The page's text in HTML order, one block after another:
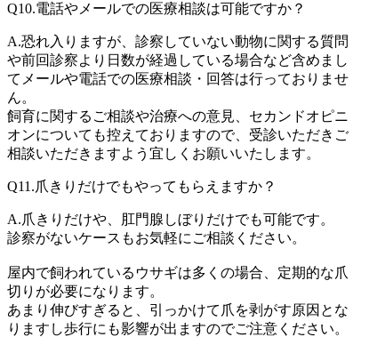
Q10.電話やメールでの医療相談は可能ですか？
A.恐れ入りますが、診察していない動物に関する質問
や前回診察より日数が経過している場合など含めまし
てメールや電話での医療相談・回答は行っておりませ
ん。
飼育に関するご相談や治療への意見、セカンドオピニ
オンについても控えておりますので、受診いただきご
相談いただきますよう宜しくお願いいたします。
Q11.爪きりだけでもやってもらえますか？
A.爪きりだけや、肛門腺しぼりだけでも可能です。
診察がないケースもお気軽にご相談ください。
屋内で飼われているウサギは多くの場合、定期的な爪
切りが必要になります。
あまり伸びすぎると、引っかけて爪を剥がす原因とな
りますし歩行にも影響が出ますのでご注意ください。